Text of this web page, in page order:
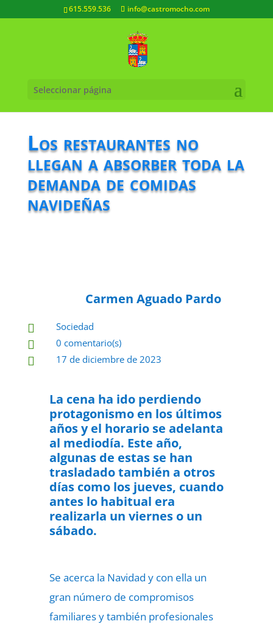
615.559.536 info@castromocho.com
Seleccionar página
Los restaurantes no
llegan a absorber toda la
demanda de comidas
navideñas
Carmen Aguado Pardo
 Sociedad
 0 comentario(s)
 17 de diciembre de 2023
La cena ha ido perdiendo
protagonismo en los últimos
años y el horario se adelanta
al mediodía. Este año,
algunas de estas se han
trasladado también a otros
días como los jueves, cuando
antes lo habitual era
realizarla un viernes o un
sábado.
Se acerca la Navidad y con ella un
gran número de compromisos
familiares y también profesionales